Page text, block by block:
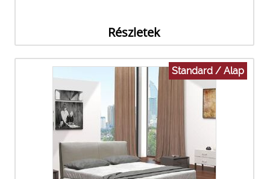
Részletek
Standard / Alap